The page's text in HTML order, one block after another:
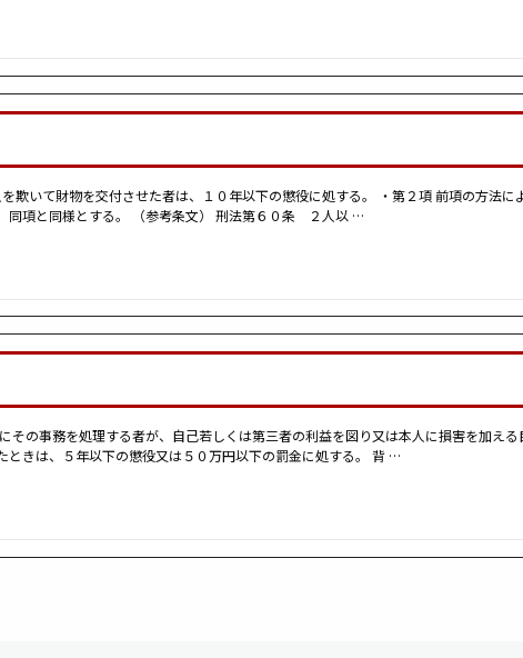
欺いて財物を交付させた者は、１０年以下の懲役に処する。 ・第２項 前項の方法
同項と同様とする。 （参考条文） 刑法第６０条 ２人以 …
その事務を処理する者が、自己若しくは第三者の利益を図り又は本人に損害を加える
ときは、５年以下の懲役又は５０万円以下の罰金に処する。 背 …